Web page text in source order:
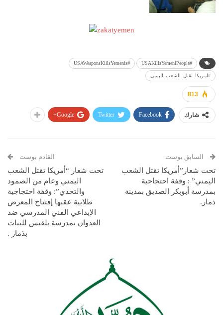
#USAKillsYemeniPeople
#USAWeaponsKillsYemenis
#امريكا_تقتل_الشعب_اليمني
813
شارك Facebook
Twitter
Google+
السابق بوست
تحت شعار”أمريكا تقتل الشعب
اليمني” : وقفة احتجاجية
بمدرسة أبوبكر الصديق بمدينة
ذمار.
القادم بوست
تحت شعار “أمريكا تقتل الشعب
اليمني وعام من الصمود
والتحدي”: وقفة احتجاجية
طلابية عقبها إفتتاح المعرض
الإبداعي الفني المدرسي ضد
العدوان بمدرسة بلقيس للبنات
بذمار .